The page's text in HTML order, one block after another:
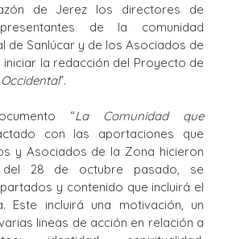
de Jerez los directores de
de la comunidad
de Sanlúcar y de los Asociados de
iniciar la redacción del Proyecto de
”.
“La Comunidad que
con las aportaciones que
y Asociados de la Zona hicieron
28 de octubre pasado, se
y contenido que incluirá el
Este incluirá una motivación, un
lineas de acción en relación a